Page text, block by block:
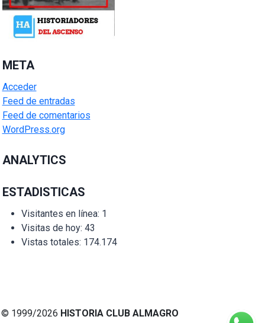
META
Acceder
Feed de entradas
Feed de comentarios
WordPress.org
ANALYTICS
ESTADISTICAS
Visitantes en línea: 1
Visitas de hoy: 43
Vistas totales: 174.174
© 1999/2026 HISTORIA CLUB ALMAGRO